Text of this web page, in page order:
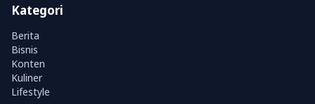
Kategori
Berita
Bisnis
Konten
Kuliner
Lifestyle